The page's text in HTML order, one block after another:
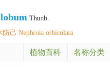
Thunb.
防己 Nephroia orbiculata
植物百科 名称分类